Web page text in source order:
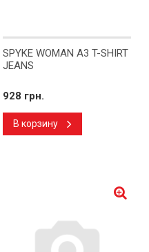
SPYKE WOMAN A3 T-SHIRT
JEANS
928 грн.
В корзину